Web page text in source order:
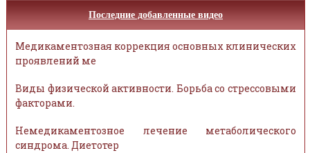
Последние добавленные видео
Медикаментозная коррекция основных клинических
проявлений ме
Виды физической активности. Борьба со стрессовыми
факторами.
Немедикаментозное лечение метаболического
синдрома. Диетотер